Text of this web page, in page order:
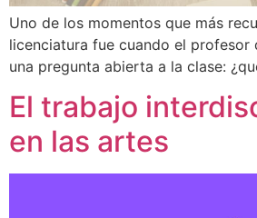
Uno de los momentos que más
licenciatura fue cuando el profesor
una pregunta abierta a la clase:
El trabajo
en las artes